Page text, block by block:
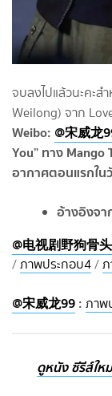
จบลงไปแล้วนะคะส
Weilong) จาก
Weibo: @宋威龙
You” ทาง
อากาศตอนแรกใ
อ้างอิงจา
@电视剧野狗骨头
/ภาพประกอบ4/
@宋威龙99: ภาพ
ดูหนัง ซีรีส์ให